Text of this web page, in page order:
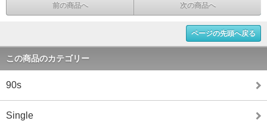
前の商品へ 次の商品へ
ページの先頭へ戻る
この商品のカテゴリー
90s
Single